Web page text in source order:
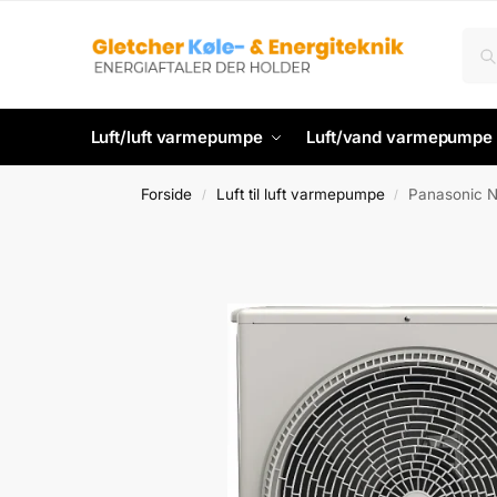
Luft/luft varmepumpe Luft/vand varmepumpe
Forside / Luft til luft varmepumpe / Panasonic